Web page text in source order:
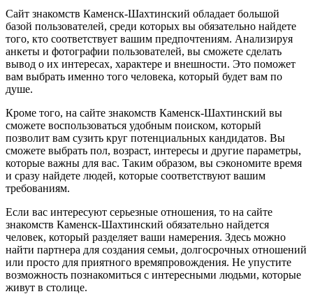
Сайт знакомств Каменск-Шахтинский обладает большой
базой пользователей, среди которых вы обязательно найдете
того, кто соответствует вашим предпочтениям. Анализируя
анкеты и фотографии пользователей, вы сможете сделать
вывод о их интересах, характере и внешности. Это поможет
вам выбрать именно того человека, который будет вам по
душе.
Кроме того, на сайте знакомств Каменск-Шахтинский вы
сможете воспользоваться удобным поиском, который
позволит вам сузить круг потенциальных кандидатов. Вы
сможете выбрать пол, возраст, интересы и другие параметры,
которые важны для вас. Таким образом, вы сэкономите время
и сразу найдете людей, которые соответствуют вашим
требованиям.
Если вас интересуют серьезные отношения, то на сайте
знакомств Каменск-Шахтинский обязательно найдется
человек, который разделяет ваши намерения. Здесь можно
найти партнера для создания семьи, долгосрочных отношений
или просто для приятного времяпровождения. Не упустите
возможность познакомиться с интересными людьми, которые
живут в столице.